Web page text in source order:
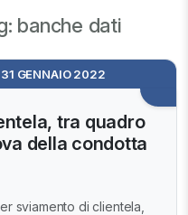
banche dati
GENNAIO 2022
tra quadro
della condotta
sviamento di clientela,